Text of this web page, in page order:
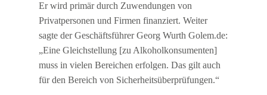
Er wird primär durch Zuwendungen von
Privatpersonen und Firmen finanziert. Weiter
sagte der Geschäftsführer Georg Wurth Golem.de:
„Eine Gleichstellung [zu Alkoholkonsumenten]
muss in vielen Bereichen erfolgen. Das gilt auch
für den Bereich von Sicherheitsüberprüfungen.“